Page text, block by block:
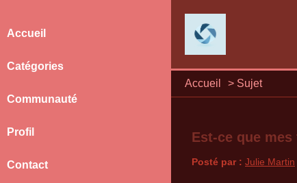
Accueil > Sujet
Accueil
Catégories
Communauté
Profil
Contact
Est-ce que
Posté par : Julie Martin